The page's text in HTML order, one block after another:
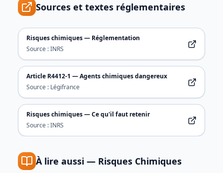
Sources et textes réglementaires
Risques chimiques — Réglementation
Source :INRS
Article R4412-1 — Agents chimiques dangereux
Source : Légifrance
Risques chimiques — Ce qu'il faut retenir
Source :INRS
À lire aussi — Risques Chimiques